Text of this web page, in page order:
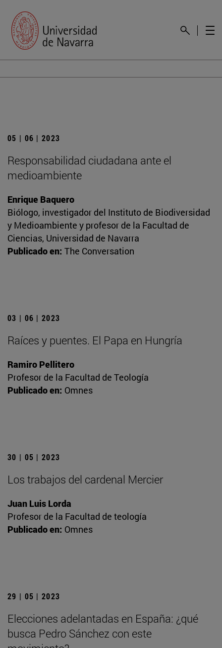
05 | 06 | 2023
Responsabilidad ciudadana ante el
medioambiente
Enrique Baquero
Biólogo, investigador del Instituto de Biodiversidad
y Medioambiente y profesor de la Facultad de
Ciencias, Universidad de Navarra
Publicado en: The Conversation
03 | 06 | 2023
Raíces y puentes. El Papa en Hungría
Ramiro Pellitero
Profesor de la Facultad de Teología
Publicado en: Omnes
30 | 05 | 2023
Los trabajos del cardenal Mercier
Juan Luis Lorda
Profesor de la Facultad de teología
Publicado en: Omnes
29 | 05 | 2023
Elecciones adelantadas en España: ¿qué
busca Pedro Sánchez con este